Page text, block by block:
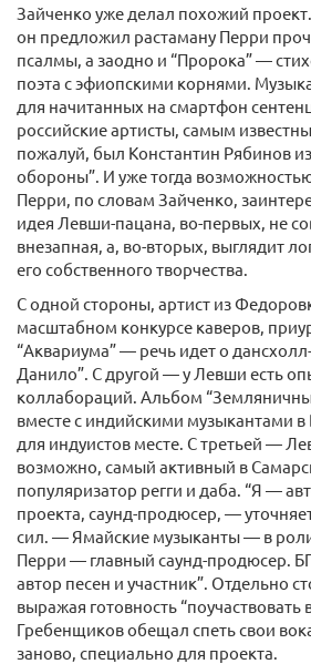
Зайченко уже делал похожий
он предложил растаману Перри
псалмы, а заодно и “Пророка” —
поэта с эфиопскими корнями.
для начитанных на смартфон
российские артисты, самым
пожалуй, был Константин Рябинов
обороны”. И уже тогда
Перри, по словам Зайченко,
идея Левши-пацана, во-первых, не
внезапная, а, во-вторых, выглядит
его собственного творчества.
С одной стороны, артист из
масштабном конкурсе каверов,
“Аквариума” — речь идет о
Данило”. С другой — у Левши есть
коллабораций. Альбом
вместе с индийскими музыкантами
для индуистов месте. С третьей —
возможно, самый активный в
популяризатор регги и даба. “Я —
проекта, саунд-продюсер, —
сил. — Ямайские музыканты — в
Перри — главный саунд-продюсер.
автор песен и участник”. Отдельно
выражая готовность
Гребенщиков обещал спеть свои
заново, специально для проекта.